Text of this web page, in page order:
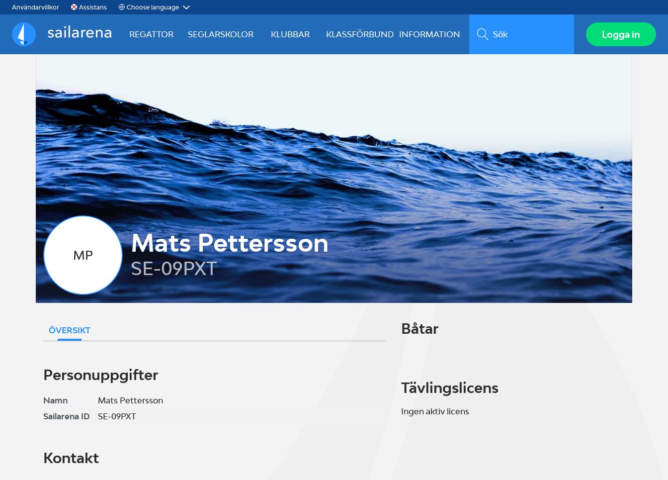
Användarvillkor Assistans Choose language
Sailarena
REGATTOR SEGLARSKOLOR KLUBBAR KLASSFÖRBUND INFORMATION Sök Logga in
MP Mats Pettersson
SE-09PXT
ÖVERSIKT
Personuppgifter
Namn
Mats Pettersson
Sailarena ID
SE-09PXT
Kontakt
Båtar
Tävlingslicens
Ingen aktiv licens